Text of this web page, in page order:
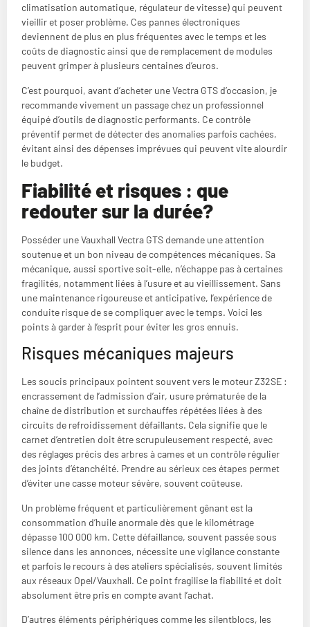
climatisation automatique, régulateur de vitesse) qui peuvent
vieillir et poser problème. Ces pannes électroniques
deviennent de plus en plus fréquentes avec le temps et les
coûts de diagnostic ainsi que de remplacement de modules
peuvent grimper à plusieurs centaines d’euros.
C’est pourquoi, avant d’acheter une Vectra GTS d’occasion, je
recommande vivement un passage chez un professionnel
équipé d’outils de diagnostic performants. Ce contrôle
préventif permet de détecter des anomalies parfois cachées,
évitant ainsi des dépenses imprévues qui peuvent vite alourdir
le budget.
Fiabilité et risques : que
redouter sur la durée?
Posséder une Vauxhall Vectra GTS demande une attention
soutenue et un bon niveau de compétences mécaniques. Sa
mécanique, aussi sportive soit-elle, n’échappe pas à certaines
fragilités, notamment liées à l’usure et au vieillissement. Sans
une maintenance rigoureuse et anticipative, l’expérience de
conduite risque de se compliquer avec le temps. Voici les
points à garder à l’esprit pour éviter les gros ennuis.
Risques mécaniques majeurs
Les soucis principaux pointent souvent vers le moteur Z32SE :
encrassement de l’admission d’air, usure prématurée de la
chaîne de distribution et surchauffes répétées liées à des
circuits de refroidissement défaillants. Cela signifie que le
carnet d’entretien doit être scrupuleusement respecté, avec
des réglages précis des arbres à cames et un contrôle régulier
des joints d’étanchéité. Prendre au sérieux ces étapes permet
d’éviter une casse moteur sévère, souvent coûteuse.
Un problème fréquent et particulièrement gênant est la
consommation d’huile anormale dès que le kilométrage
dépasse 100 000 km. Cette défaillance, souvent passée sous
silence dans les annonces, nécessite une vigilance constante
et parfois le recours à des ateliers spécialisés, souvent limités
aux réseaux Opel/Vauxhall. Ce point fragilise la fiabilité et doit
absolument être pris en compte avant l’achat.
D’autres éléments périphériques comme les silentblocs, les